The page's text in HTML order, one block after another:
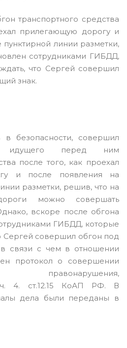
транспортного средства
прилегающую дорогу и
линии разметки,
сотрудниками ГИБДД,
что Сергей совершил
знак.
в безопасности, совершил
идущего перед ним
после того, как проехал
и после появления на
разметки, решив, что на
можно совершать
вскоре после обгона
ГИБДД, которые
Сергей совершил обгон под
связи с чем в отношении
протокол о совершении
правонарушения,
ч. 4. ст.12.15 КоАП РФ. В
дела были переданы в